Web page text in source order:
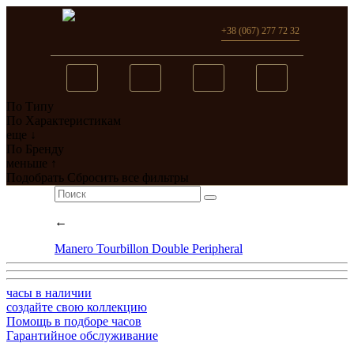
Вы добавили в сравнение
перейти
+38 (067) 277 72 32
По Типу
По Характеристикам
еще ↓
По Бренду
меньше ↑
Подобрать Сбросить все фильтры
←
Manero Tourbillon Double Peripheral
часы в наличии
создайте свою коллекцию
Помощь в подборе часов
Гарантийное обслуживание